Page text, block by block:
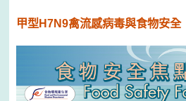
甲型H7N9禽流感病毒與食物安全